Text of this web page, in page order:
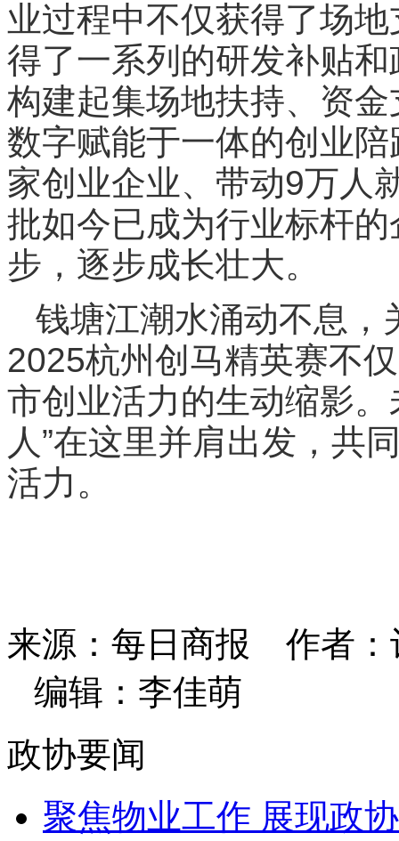
业过程中不仅获得了场
得了一系列的研发补贴
构建起集场地扶持、资
数字赋能于一体的创业
家创业企业、带动9万人
批如今已成为行业标杆
步，逐步成长壮大。
钱塘江潮水涌动不息，
2025杭州创马精英赛不
市创业活力的生动缩影
人”在这里并肩出发，共
活力。
来源：每日商报 作者：
编辑：李佳萌
政协要闻
聚焦物业工作 展现政